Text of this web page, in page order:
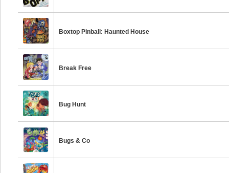
Boxtop Pinball: Haunted House
Break Free
Bug Hunt
Bugs & Co